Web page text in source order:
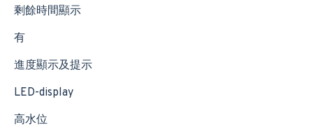
剩餘時間顯示
有
進度顯示及提示
LED-display
高水位